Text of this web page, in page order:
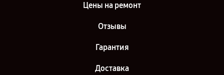
Цены на ремонт
Отзывы
Гарантия
Доставка